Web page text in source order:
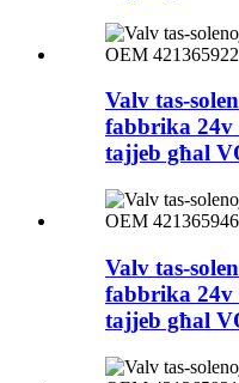
Valv tas-
fabbrika 24v
tajjeb għal
Valv tas-
fabbrika 24v
tajjeb għal